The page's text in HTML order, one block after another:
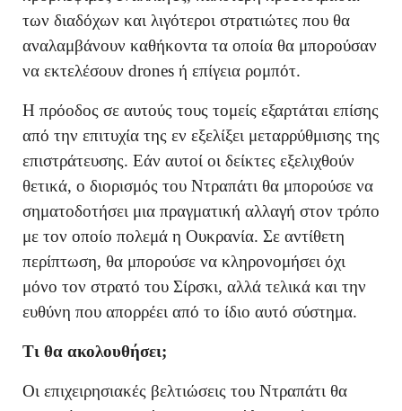
των διαδόχων και λιγότεροι στρατιώτες που θα
αναλαμβάνουν καθήκοντα τα οποία θα μπορούσαν
να εκτελέσουν drones ή επίγεια ρομπότ.
Η πρόοδος σε αυτούς τους τομείς εξαρτάται επίσης
από την επιτυχία της εν εξελίξει μεταρρύθμισης της
επιστράτευσης. Εάν αυτοί οι δείκτες εξελιχθούν
θετικά, ο διορισμός του Ντραπάτι θα μπορούσε να
σηματοδοτήσει μια πραγματική αλλαγή στον τρόπο
με τον οποίο πολεμά η Ουκρανία. Σε αντίθετη
περίπτωση, θα μπορούσε να κληρονομήσει όχι
μόνο τον στρατό του Σίρσκι, αλλά τελικά και την
ευθύνη που απορρέει από το ίδιο αυτό σύστημα.
Τι θα ακολουθήσει;
Οι επιχειρησιακές βελτιώσεις του Ντραπάτι θα